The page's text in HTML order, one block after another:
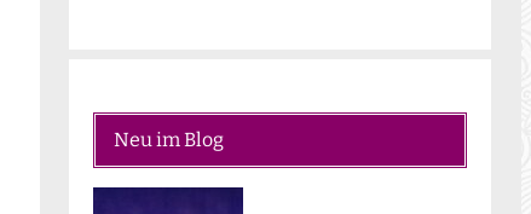
Neu im Blog